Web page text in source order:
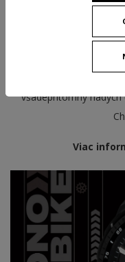
v 44mm puzdre a s
každý rok veľa
oslovujú nadšencov
všadeprítomný
Viac